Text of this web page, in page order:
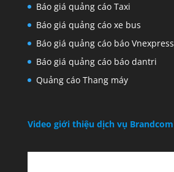
Báo giá quảng cáo Taxi
Báo giá quảng cáo xe bus
Báo giá quảng cáo báo Vnexpress
Báo giá quảng cáo báo dantri
Quảng cáo Thang máy
Video giới thiệu dịch vụ Brandcom